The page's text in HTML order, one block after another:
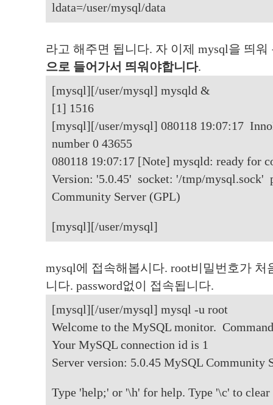
ldata=/user/mysql/data
라고 해주면 됩니다. 자 이제 mysql을 띄
으로 들어가서 띄워야합니다.
[mysql][/user/mysql] mysqld &
[1] 1516
[mysql][/user/mysql] 080118 19:07:17
number 0 43655
080118 19:07:17 [Note] mysqld: ready for
Version: '5.0.45' socket: '/tmp/mysql.sock'
Community Server (GPL)
[mysql][/user/mysql]
mysql에 접속해봅시다. root비밀번호가
니다. password없이 접속됩니다.
[mysql][/user/mysql] mysql -u root
Welcome to the MySQL monitor.
Your MySQL connection id is 1
Server version: 5.0.45 MySQL Community
Type 'help;' or '\h' for help. Type '\c' to